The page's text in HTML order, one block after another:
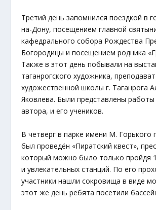
Третий день запомнился поездкой в
на-Дону, посещением главной
кафедрального собора Рождества
Богородицы и посещением родника
Также в этот день побывали на
таганрогского художника,
художественной школы г. Таганрога
Яковлева. Были представлены
автора, и его учеников.
В четверг в парке имени М. Горького
был проведён «Пиратский квест»,
который можно было только пройдя
и увлекательных станций. По его
участники нашли сокровища в виде
этот же день ребята посетили